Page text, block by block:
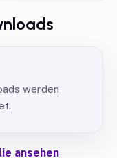
werden
ansehen